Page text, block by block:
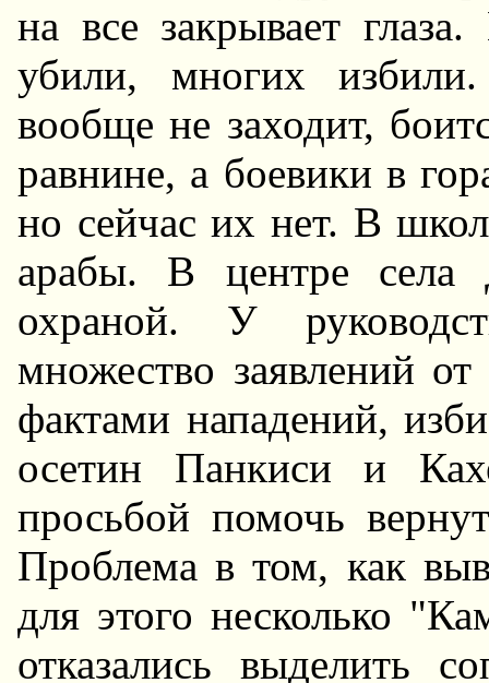
на все закрывает
убили, многих
вообще не заходит,
равнине, а боевики в
но сейчас их нет. В
арабы. В центре села
охраной. У
множество заявлений
фактами нападений,
осетин Панкиси и
просьбой помочь
Проблема в том, как
для этого несколько
отказались выделить